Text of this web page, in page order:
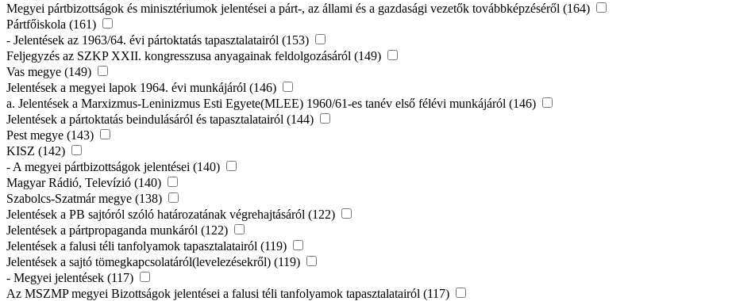
Megyei pártbizottságok és minisztériumok jelentései a párt-, az állami és a gazdasági vezetők továbbképzéséről (164)
Pártfőiskola (161)
- Jelentések az 1963/64. évi pártoktatás tapasztalatairól (153)
Feljegyzés az SZKP XXII. kongresszusa anyagainak feldolgozásáról (149)
Vas megye (149)
Jelentések a megyei lapok 1964. évi munkájáról (146)
a. Jelentések a Marxizmus-Leninizmus Esti Egyete(MLEE) 1960/61-es tanév első félévi munkájáról (146)
Jelentések a pártoktatás beindulásáról és tapasztalatairól (144)
Pest megye (143)
KISZ (142)
- A megyei pártbizottságok jelentései (140)
Magyar Rádió, Televízió (140)
Szabolcs-Szatmár megye (138)
Jelentések a PB sajtóról szóló határozatának végrehajtásáról (122)
Jelentések a pártpropaganda munkáról (122)
Jelentések a falusi téli tanfolyamok tapasztalatairól (119)
Jelentések a sajtó tömegkapcsolatáról(levelezésekről) (119)
- Megyei jelentések (117)
Az MSZMP megyei Bizottságok jelentései a falusi téli tanfolyamok tapasztalatairól (117)